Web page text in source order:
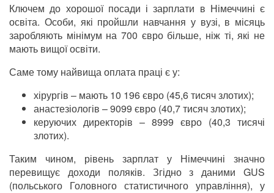
Ключем до хорошої посади і зарплати в Німеччині є
освіта. Особи, які пройшли навчання у вузі, в місяць
заробляють мінімум на 700 євро більше, ніж ті, які не
мають вищої освіти.
Саме тому найвища оплата праці є у:
хірургів – мають 10 196 євро (45,6 тисяч злотих);
анастезіологів –9099 євро (40,7 тисяч злотих);
керуючих директорів – 8999 євро (40,3 тисячі
злотих).
Таким чином, рівень зарплат у Німеччині значно
перевищує доходи поляків. Згідно з даними GUS
(польського Головного статистичного управління), у